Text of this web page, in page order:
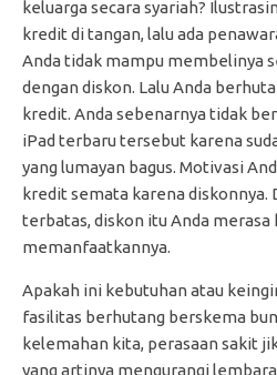
keluarga secara syariah?
kredit di tangan, lalu ada
Anda tidak mampu membelinya
dengan diskon. Lalu Anda
kredit. Anda sebenarnya tidak
iPad terbaru tersebut karena
yang lumayan bagus. Motivasi
kredit semata karena diskonnya.
terbatas, diskon itu Anda merasa
memanfaatkannya.
Apakah ini kebutuhan atau
fasilitas berhutang berskema
kelemahan kita, perasaan sakit
yang artinya mengurangi